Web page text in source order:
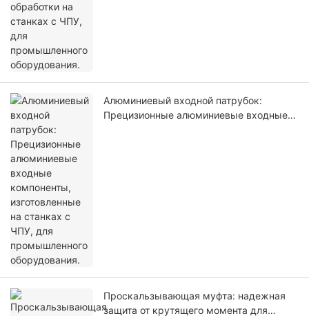
Алюминиевый входной патрубок:
Прецизионные алюминиевые входные
Проскальзывающая муфта: надежная
защита от крутящего момента для